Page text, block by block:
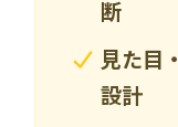
断
見た目
設計